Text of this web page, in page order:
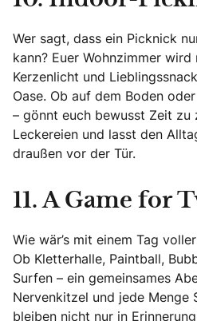
Wer sagt, dass ein Picknick
kann? Euer Wohnzimmer
Kerzenlicht und
Oase. Ob auf dem Boden
– gönnt euch bewusst Zeit zu
Leckereien und lasst den
draußen vor der Tür.
11. A Game for
Wie wär’s mit einem Tag
Ob Kletterhalle, Paintball,
Surfen – ein gemeinsames
Nervenkitzel und jede Menge
bleiben nicht nur in